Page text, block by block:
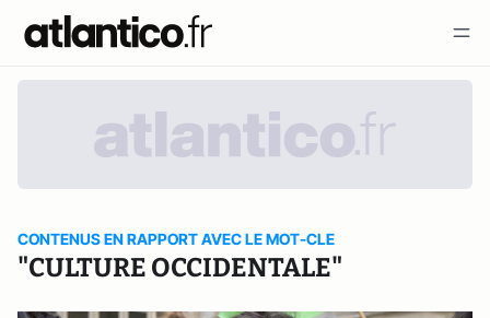
CONTENUS EN RAPPORT AVEC LE MOT-CLE
"CULTURE OCCIDENTALE"